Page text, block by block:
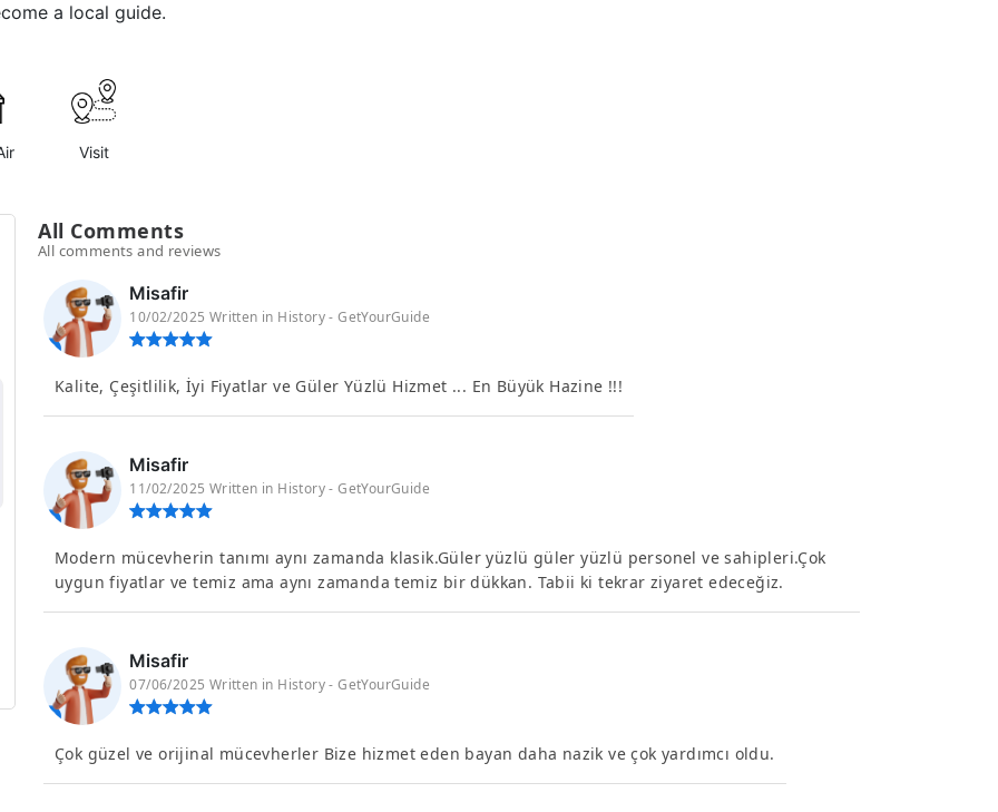
a local guide.
Visit
All Comments
All comments and reviews
Misafir
10/02/2025 Written in History - GetYourGuide
Kalite, Çeşitlilik, İyi Fiyatlar ve Güler Yüzlü Hizmet ... En Büyük Hazine !!!
Misafir
11/02/2025 Written in History - GetYourGuide
Modern mücevherin tanımı aynı zamanda klasik.Güler yüzlü güler yüzlü personel ve sahipleri.Çok
uygun fiyatlar ve temiz ama aynı zamanda temiz bir dükkan. Tabii ki tekrar ziyaret edeceğiz.
Misafir
07/06/2025 Written in History - GetYourGuide
Çok güzel ve orijinal mücevherler Bize hizmet eden bayan daha nazik ve çok yardımcı oldu.